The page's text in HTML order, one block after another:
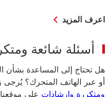
اعرف المزيد
الإبلاغ
المخاوف
أسئلة شائعة
هل تحتاج إلى المساعدة بشأن
أو عبر الهاتف المتحرك؟ يُرجى
ومتكررة وإرشادات‬ على